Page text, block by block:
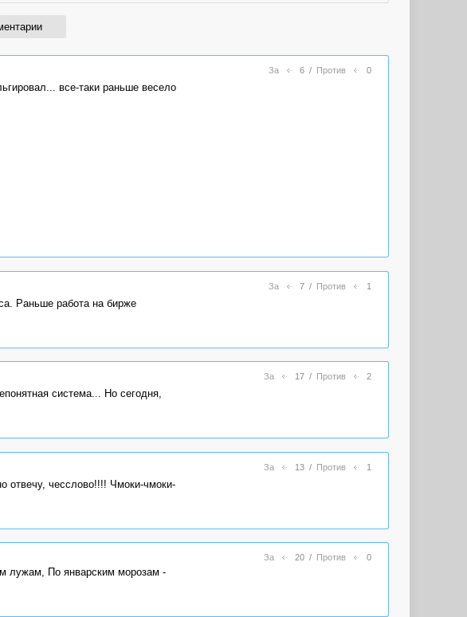
За 6/ Против 0
все-таки раньше весело
За 7/ Против 1
Раньше работа на бирже
За 17/ Против 2
система... Но сегодня,
За 13/ Против 1
отвечу, чесслово!!!! Чмоки-чмоки-
За 20/ Против 0
лужам, По январским морозам -